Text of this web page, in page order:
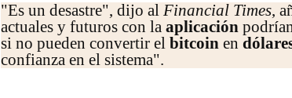
"Es un desastre", dijo al Financial Times,
actuales y futuros con la aplicación
si no pueden convertir el bitcoin en
confianza en el sistema".